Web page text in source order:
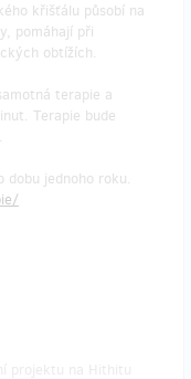
křišťálu působí na
pomáhají při
obtížích.
terapie a
Terapie bude
dobu jednoho roku.